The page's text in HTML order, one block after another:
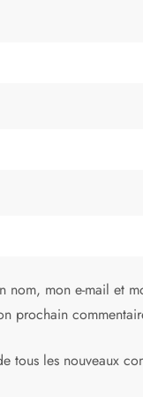
nom, mon e-mail et
prochain
tous les nouveaux